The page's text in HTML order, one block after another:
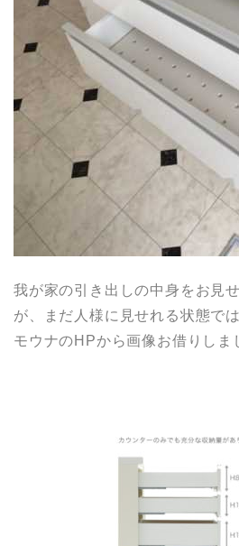
我が家の引き出しの中身をお見
が、まだ人様に見せれる状態で
モウナのHPから画像お借りしま